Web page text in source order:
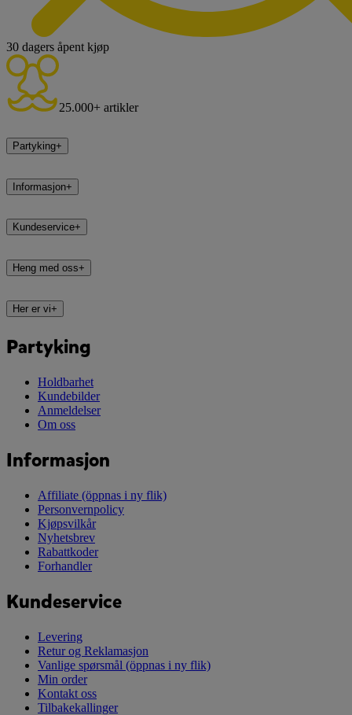
30 dagers åpent kjøp
25.000+ artikler
Partyking+
Informasjon+
Kundeservice+
Heng med oss+
Her er vi+
Partyking
Holdbarhet
Kundebilder
Anmeldelser
Om oss
Informasjon
Affiliate (öppnas i ny flik)
Personvernpolicy
Kjøpsvilkår
Nyhetsbrev
Rabattkoder
Forhandler
Kundeservice
Levering
Retur og Reklamasjon
Vanlige spørsmål (öppnas i ny flik)
Min order
Kontakt oss
Tilbakekallinger